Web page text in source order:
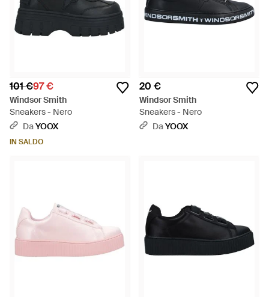
101 €97 €
Windsor Smith
Sneakers - Nero
DaYOOX
IN SALDO
20 €
Windsor Smith
Sneakers - Nero
DaYOOX